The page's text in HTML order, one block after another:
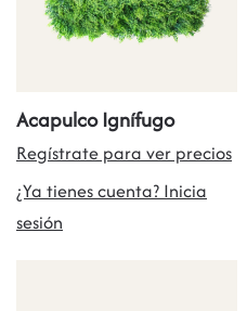
Acapulco Ignífugo
Regístrate para ver precios
¿Ya tienes cuenta? Inicia
sesión